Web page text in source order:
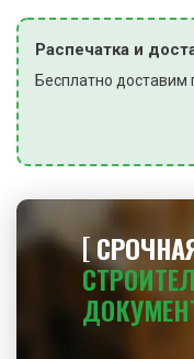
Распечатка и
Бесплатно доставим